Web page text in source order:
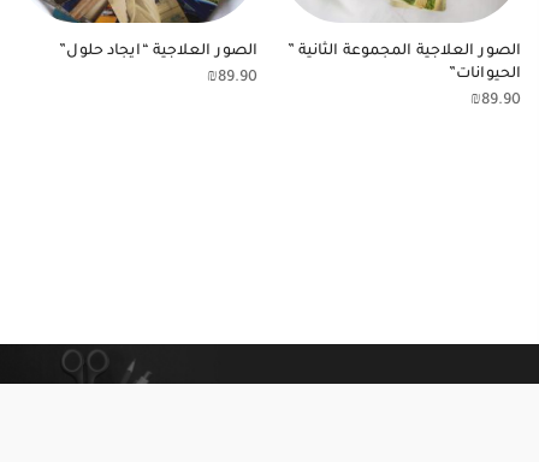
PREVIOUS
الصور العلاجية المجموعة الثانية ”
الحيوانات”
₪89.90
الصور العلاجية “ايجاد حلول”
₪89.90
NEXT